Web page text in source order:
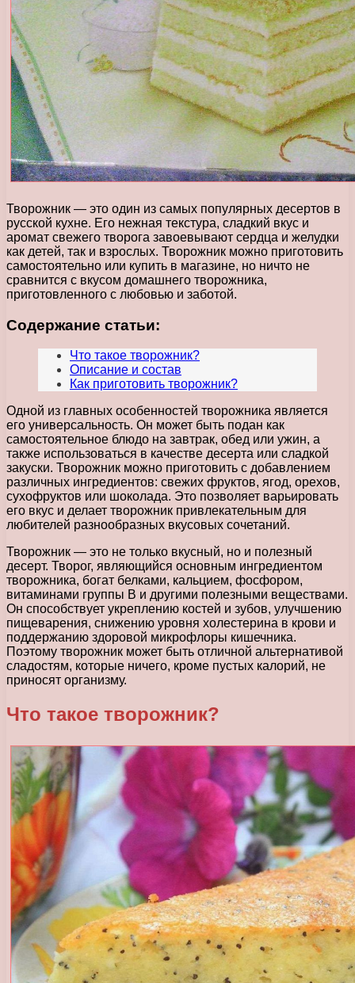
Творожник — это один из самых популярных десертов в
русской кухне. Его нежная текстура, сладкий вкус и
аромат свежего творога завоевывают сердца и желудки
как детей, так и взрослых. Творожник можно приготовить
самостоятельно или купить в магазине, но ничто не
сравнится с вкусом домашнего творожника,
приготовленного с любовью и заботой.
Содержание статьи:
Что такое творожник?
Описание и состав
Как приготовить творожник?
Одной из главных особенностей творожника является
его универсальность. Он может быть подан как
самостоятельное блюдо на завтрак, обед или ужин, а
также использоваться в качестве десерта или сладкой
закуски. Творожник можно приготовить с добавлением
различных ингредиентов: свежих фруктов, ягод, орехов,
сухофруктов или шоколада. Это позволяет варьировать
его вкус и делает творожник привлекательным для
любителей разнообразных вкусовых сочетаний.
Творожник — это не только вкусный, но и полезный
десерт. Творог, являющийся основным ингредиентом
творожника, богат белками, кальцием, фосфором,
витаминами группы В и другими полезными веществами.
Он способствует укреплению костей и зубов, улучшению
пищеварения, снижению уровня холестерина в крови и
поддержанию здоровой микрофлоры кишечника.
Поэтому творожник может быть отличной альтернативой
сладостям, которые ничего, кроме пустых калорий, не
приносят организму.
Что такое творожник?